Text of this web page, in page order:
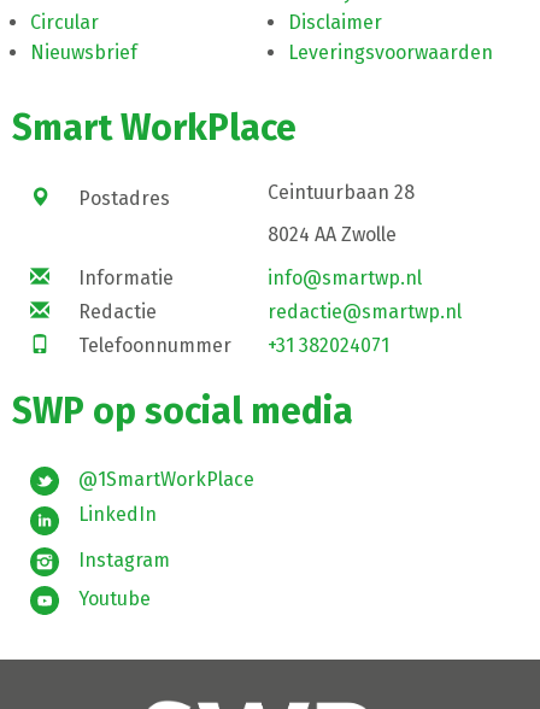
Circular
Nieuwsbrief
Disclaimer
Leveringsvoorwaarden
Smart WorkPlace
Postadres
Ceintuurbaan 28
8024 AA Zwolle
Informatie
info@smartwp.nl
Redactie
redactie@smartwp.nl
Telefoonnummer
+31 382024071
SWP op social media
@1SmartWorkPlace
LinkedIn
Instagram
Youtube